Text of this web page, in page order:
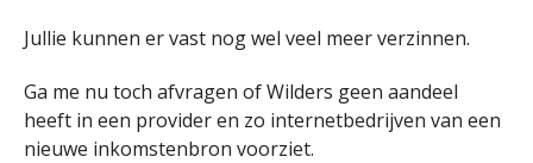
Jullie kunnen er vast nog wel veel meer verzinnen.
Ga me nu toch afvragen of Wilders geen aandeel
heeft in een provider en zo internetbedrijven van een
nieuwe inkomstenbron voorziet.